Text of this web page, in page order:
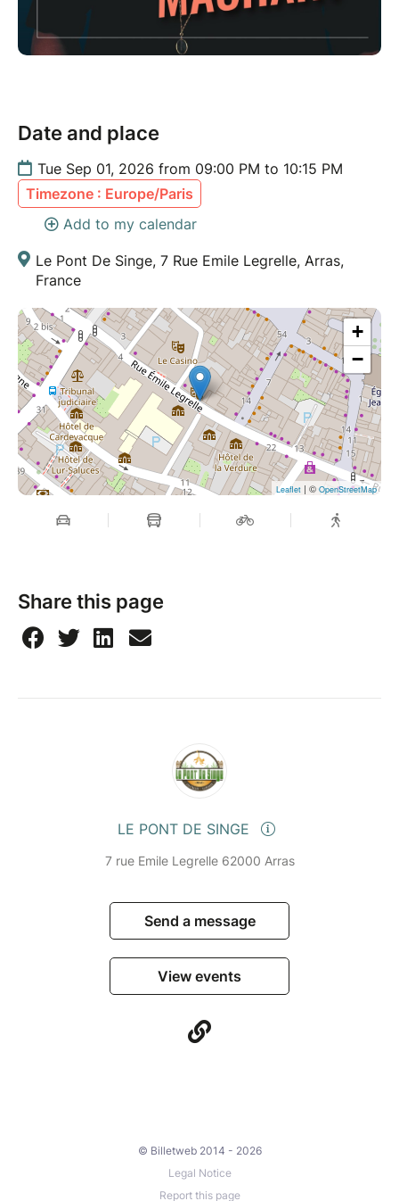
Date and place
Tue Sep 01, 2026 from 09:00 PM to 10:15 PM
Timezone : Europe/Paris
Add to my calendar
Le Pont De Singe, 7 Rue Emile Legrelle, Arras,
France
+
−
Leaflet | © OpenStreetMap
Share this page
LE PONT DE SINGE
7 rue Emile Legrelle 62000 Arras
Send a message
View events
© Billetweb 2014 - 2026
Legal Notice
Report this page